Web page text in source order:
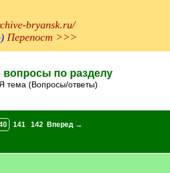
bryansk.ru/
Перепост >>>
по разделу
тема (Вопросы/ответы)
141 142
Вперед →